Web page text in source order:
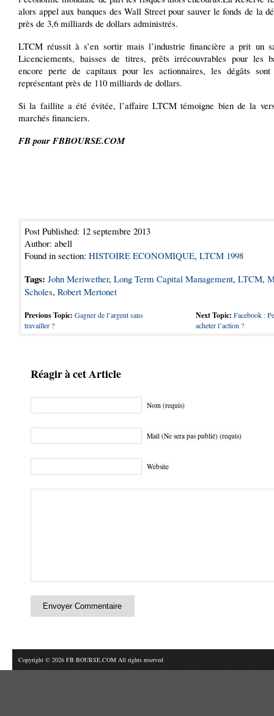
alors appel aux banques des Wall Street pour sauver le fonds de la
près de 3,6 milliards de dollars administrés.
LTCM réussit à s’en sortir mais l’industrie financière a prit un
Licenciements, baisses de titres, prêts irrécouvrables pour les
encore perte de capitaux pour les actionnaires, les dégâts sont
représentant près de 110 milliards de dollars.
Si la faillite a été évitée, l’affaire LTCM témoigne bien de la
marchés financiers.
FB pour FBBOURSE.COM
Post Published: 12 septembre 2013
Author: abell
Found in section: HISTOIRE ECONOMIQUE, LTCM 1998
Tags: John Meriwether, Long Term Capital Management, LTCM,
Scholes, Robert Mertonet
Previous Topic: Gagner de l’argent sans
travailler ?
Next Topic: Facebook :
acheter l’action ?
Réagir à cet Article
Nom (requis)
Mail (Ne sera pas publié) (requis)
Website
Copyright © 2026 FB BOURSE.COM All rights reserved